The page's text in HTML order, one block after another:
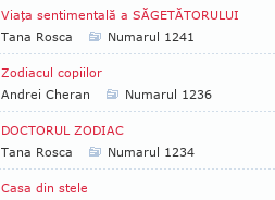
Viaţa sentimentală a SĂGETĂTORULUI
Tana Rosca
Numarul 1241
Zodiacul copiilor
Andrei Cheran
Numarul 1236
DOCTORUL ZODIAC
Tana Rosca
Numarul 1234
Casa din stele